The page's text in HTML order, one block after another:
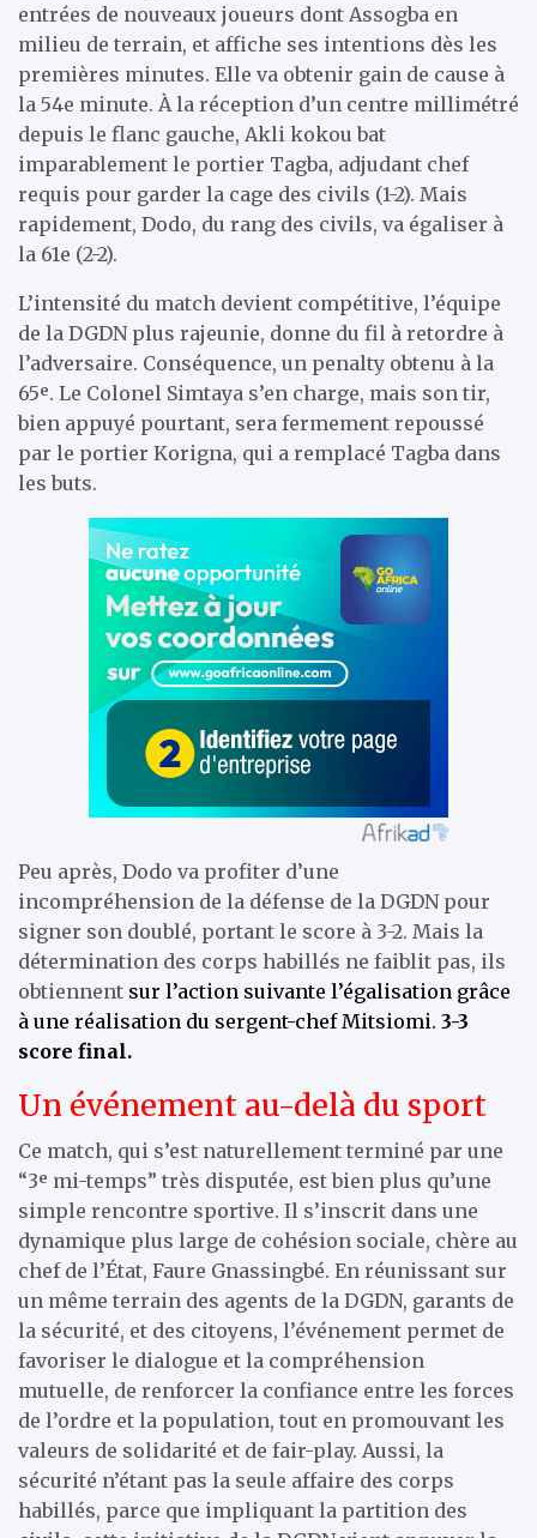
entrées de nouveaux joueurs dont Assogba en
milieu de terrain, et affiche ses intentions dès les
premières minutes. Elle va obtenir gain de cause à
la 54e minute. À la réception d’un centre millimétré
depuis le flanc gauche, Akli kokou bat
imparablement le portier Tagba, adjudant chef
requis pour garder la cage des civils (1-2). Mais
rapidement, Dodo, du rang des civils, va égaliser à
la 61e (2-2).
L’intensité du match devient compétitive, l’équipe
de la DGDN plus rajeunie, donne du fil à retordre à
l’adversaire. Conséquence, un penalty obtenu à la
65ᵉ. Le Colonel Simtaya s’en charge, mais son tir,
bien appuyé pourtant, sera fermement repoussé
par le portier Korigna, qui a remplacé Tagba dans
les buts.
Peu après, Dodo va profiter d’une
incompréhension de la défense de la DGDN pour
signer son doublé, portant le score à 3-2. Mais la
détermination des corps habillés ne faiblit pas, ils
obtiennent sur l’action suivante l’égalisation grâce
à une réalisation du sergent-chef Mitsiomi. 3-3
score final.
Un événement au-delà du sport
Ce match, qui s’est naturellement terminé par une
“3ᵉ mi-temps” très disputée, est bien plus qu’une
simple rencontre sportive. Il s’inscrit dans une
dynamique plus large de cohésion sociale, chère au
chef de l’État, Faure Gnassingbé. En réunissant sur
un même terrain des agents de la DGDN, garants de
la sécurité, et des citoyens, l’événement permet de
favoriser le dialogue et la compréhension
mutuelle, de renforcer la confiance entre les forces
de l’ordre et la population, tout en promouvant les
valeurs de solidarité et de fair-play. Aussi, la
sécurité n’étant pas la seule affaire des corps
habillés, parce que impliquant la partition des